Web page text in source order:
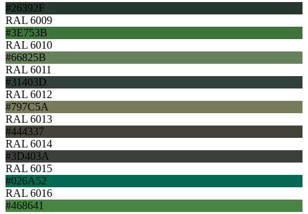
#26392F
RAL 6009
#3E753B
RAL 6010
#66825B
RAL 6011
#31403D
RAL 6012
#797C5A
RAL 6013
#444337
RAL 6014
#3D403A
RAL 6015
#026A52
RAL 6016
#468641